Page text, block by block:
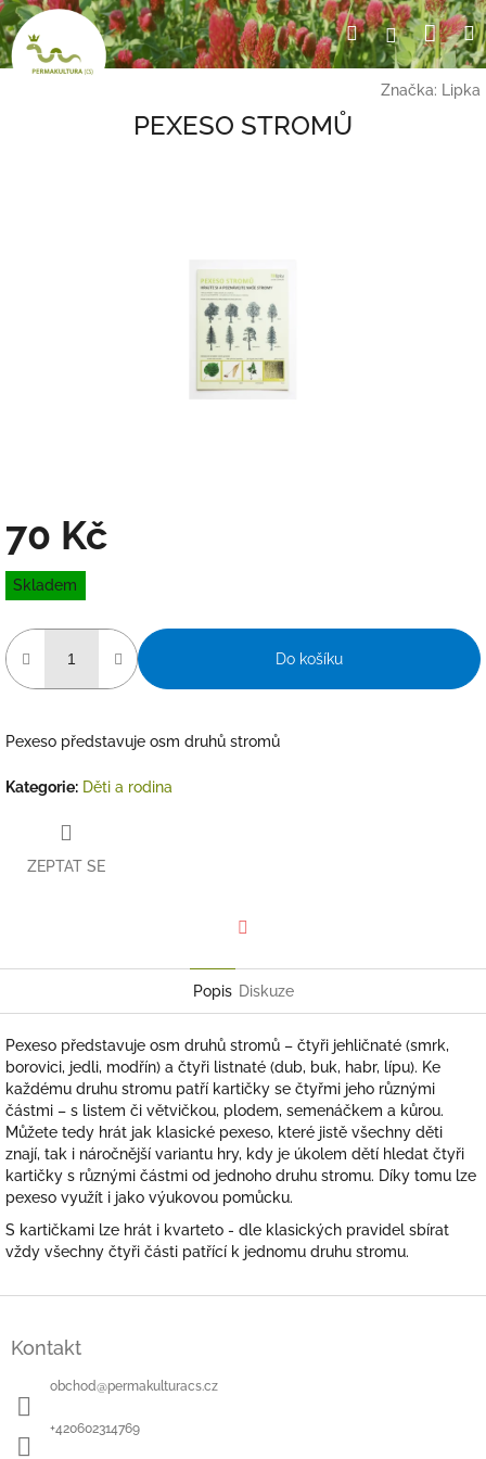
Přejít
na
obsah
HledatPřihlášení
Značka: Lipka
PEXESO STROMŮ
70 Kč
Měrná
cena:
Skladem
Do košíku
Pexeso představuje osm druhů stromů
Kategorie: Děti a rodina
ZEPTAT SE
Popis Diskuze
Pexeso představuje osm druhů stromů – čtyři jehličnaté (smrk,
borovici, jedli, modřín) a čtyři listnaté (dub, buk, habr, lípu). Ke
každému druhu stromu patří kartičky se čtyřmi jeho různými
částmi – s listem či větvičkou, plodem, semenáčkem a kůrou.
Můžete tedy hrát jak klasické pexeso, které jistě všechny děti
znají, tak i náročnější variantu hry, kdy je úkolem dětí hledat čtyři
kartičky s různými částmi od jednoho druhu stromu. Díky tomu lze
pexeso využít i jako výukovou pomůcku.
S kartičkami lze hrát i kvarteto - dle klasických pravidel sbírat
vždy všechny čtyři části patřící k jednomu druhu stromu.
Kontakt
obchod@permakulturacs.cz
+420602314769